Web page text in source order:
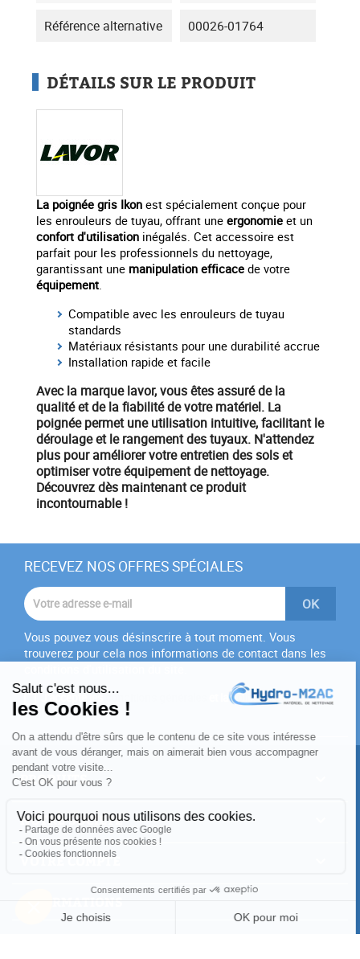
Référence alternative 00026-01764
DÉTAILS SUR LE PRODUIT
La poignée gris Ikon est spécialement conçue pour
les enrouleurs de tuyau, offrant une ergonomie et un
confort d'utilisation inégalés. Cet accessoire est
parfait pour les professionnels du nettoyage,
garantissant une manipulation efficace de votre
équipement.
Compatible avec les enrouleurs de tuyau
standards
Matériaux résistants pour une durabilité accrue
Installation rapide et facile
Avec la marquelavor, vous êtes assuré de la
qualité et de la fiabilité de votrematériel. La
poignée permet uneutilisation intuitive, facilitant le
déroulage et le rangement des tuyaux. N'attendez
plus pour améliorer votreentretien des solset
optimiser votreéquipementde nettoyage.
Découvrez dès maintenant ce produit
incontournable !
RECEVEZ NOS OFFRES SPÉCIALES
Vous pouvez vous désinscrire à tout moment. Vous
trouverez pour cela nos informations de contact dans les
J'accepte lesconditions générales et lapolitique de
confidentialité
PRODUITS
NOTRE SOCIÉTÉ
VOTRE COMPTE
INFORMATIONS